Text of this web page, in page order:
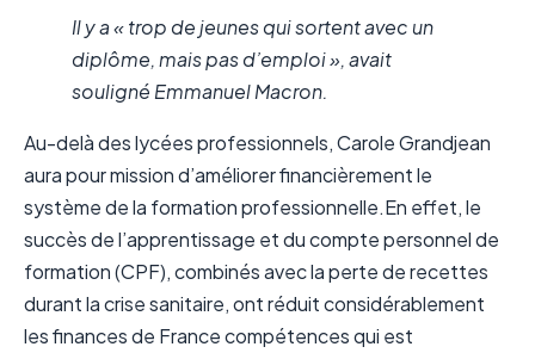
Il y a « trop de jeunes qui sortent avec un
diplôme, mais pas d’emploi », avait
souligné Emmanuel Macron.
Au-delà des lycées professionnels, Carole Grandjean
aura pour mission d’améliorer financièrement le
système de la formation professionnelle.En effet, le
succès de l’apprentissage et du compte personnel de
formation (CPF), combinés avec la perte de recettes
durant la crise sanitaire, ont réduit considérablement
les finances de France compétences qui est